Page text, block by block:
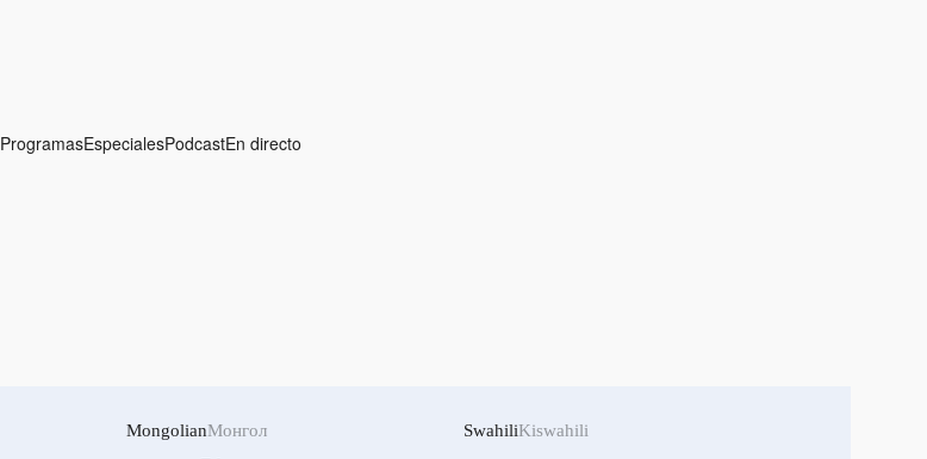
ProgramasEspecialesPodcastEn directo
MongolianМонгол SwahiliKiswahili